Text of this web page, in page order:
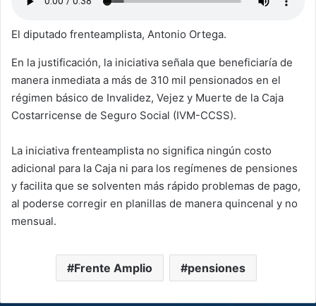
El diputado frenteamplista, Antonio Ortega.
En la justificación, la iniciativa señala que beneficiaría de
manera inmediata a más de 310 mil pensionados en el
régimen básico de Invalidez, Vejez y Muerte de la Caja
Costarricense de Seguro Social (IVM-CCSS).
La iniciativa frenteamplista no significa ningún costo
adicional para la Caja ni para los regímenes de pensiones
y facilita que se solventen más rápido problemas de pago,
al poderse corregir en planillas de manera quincenal y no
mensual.
Frente Amplio pensiones